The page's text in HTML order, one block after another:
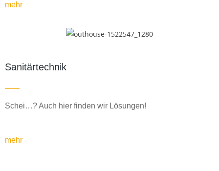
mehr
Sanitärtechnik
Schei…? Auch hier finden wir Lösungen!
mehr